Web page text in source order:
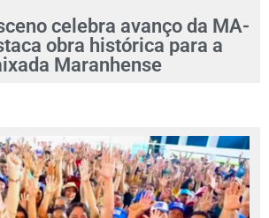
celebra avanço da MA-
obra histórica para a
Maranhense